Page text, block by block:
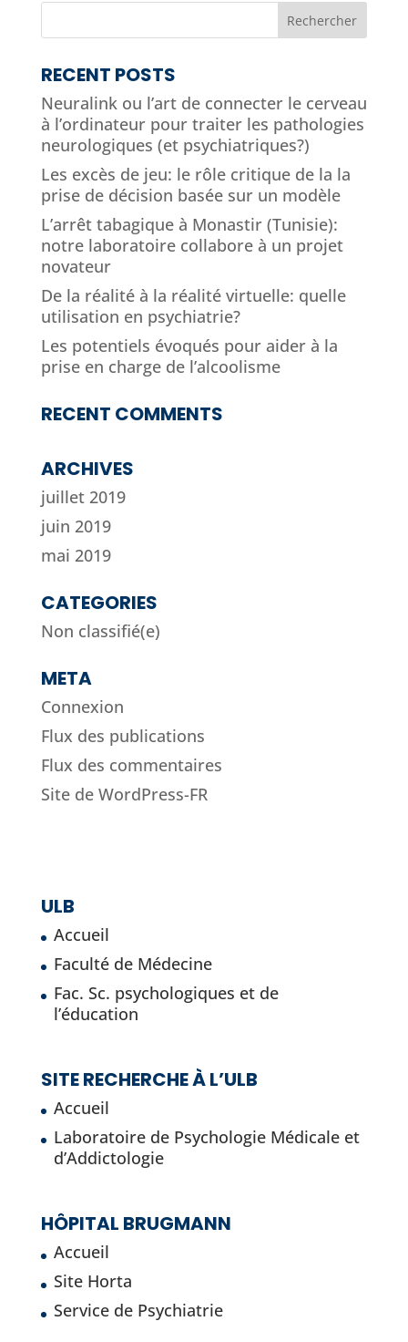
RECENT POSTS
Neuralink ou l’art de connecter le cerveau
à l’ordinateur pour traiter les pathologies
neurologiques (et psychiatriques?)
Les excès de jeu: le rôle critique de la la
prise de décision basée sur un modèle
L’arrêt tabagique à Monastir (Tunisie):
notre laboratoire collabore à un projet
novateur
De la réalité à la réalité virtuelle: quelle
utilisation en psychiatrie?
Les potentiels évoqués pour aider à la
prise en charge de l’alcoolisme
RECENT COMMENTS
ARCHIVES
juillet 2019
juin 2019
mai 2019
CATEGORIES
Non classifié(e)
META
Connexion
Flux des publications
Flux des commentaires
Site de WordPress-FR
ULB
Accueil
Faculté de Médecine
Fac. Sc. psychologiques et de
l’éducation
SITE RECHERCHE À L’ULB
Accueil
Laboratoire de Psychologie Médicale et
d’Addictologie
HÔPITAL BRUGMANN
Accueil
Site Horta
Service de Psychiatrie